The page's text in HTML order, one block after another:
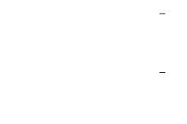
BBQ
Σόμπας